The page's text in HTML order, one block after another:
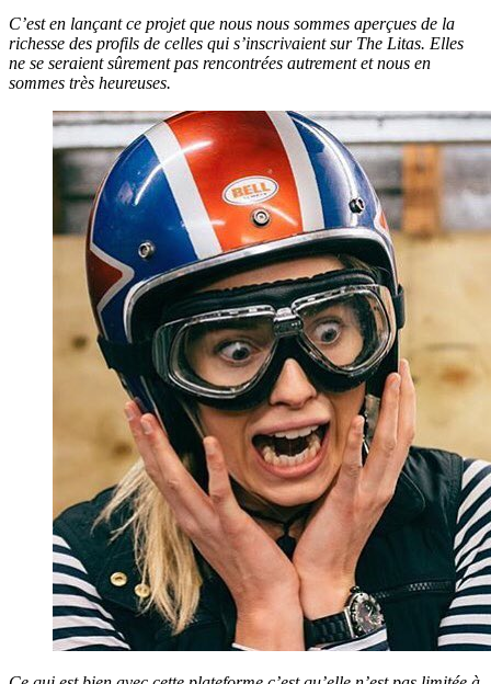
C’est en lançant ce projet que nous nous sommes aperçues de la
richesse des profils de celles qui s’inscrivaient sur The Litas. Elles
ne se seraient sûrement pas rencontrées autrement et nous en
sommes très heureuses.